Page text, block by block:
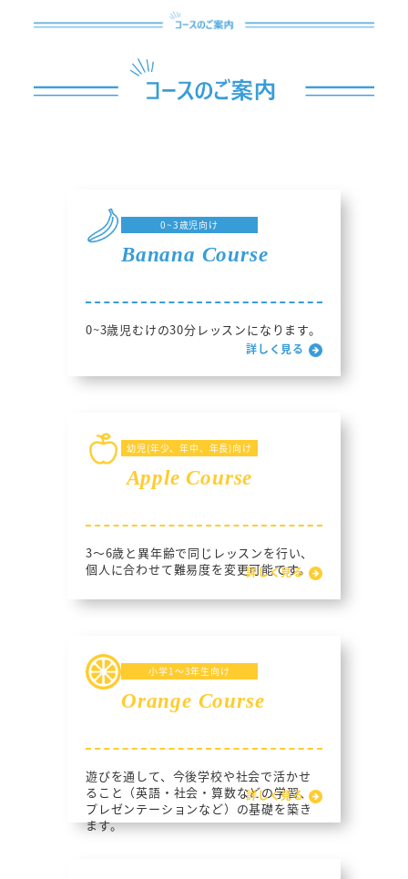
0~3歳児向け
Banana Course
0~3歳児むけの30分レッスンになります。
詳しく見る
幼児(年少、年中、年長)向け
Apple Course
3～6歳と異年齢で同じレッスンを行い、
個人に合わせて難易度を変更可能です。
詳しく見る
小学1～3年生向け
Orange Course
遊びを通して、今後学校や社会で活かせ
ること（英語・社会・算数などの学習、
プレゼンテーションなど）の基礎を築き
ます。
詳しく見る